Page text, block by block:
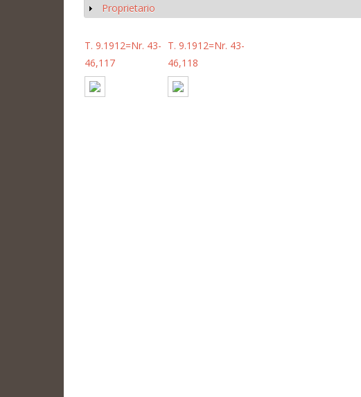
Mostrar
Proprietario
T. 9.1912=Nr. 43-
46,117
T. 9.1912=Nr. 43-
46,118